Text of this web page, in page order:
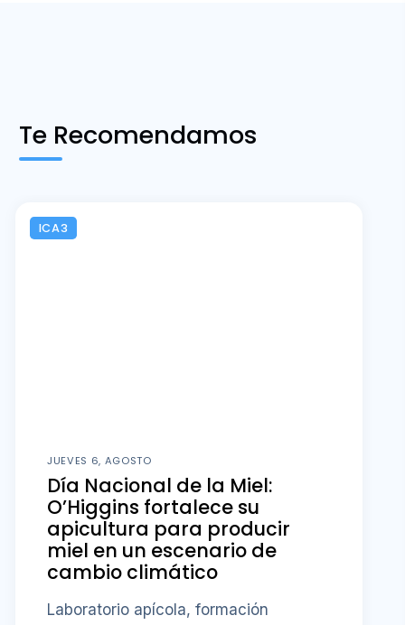
Te Recomendamos
ICA3
JUEVES 6, AGOSTO
Día Nacional de la Miel:
O’Higgins fortalece su
apicultura para producir
miel en un escenario de
cambio climático
Laboratorio apícola, formación